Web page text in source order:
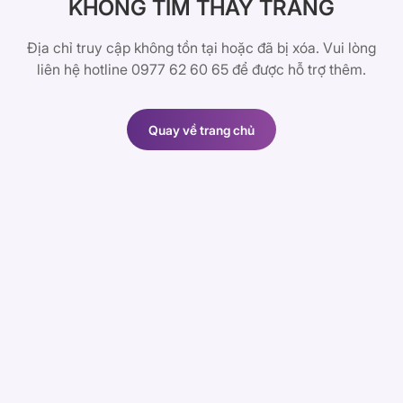
KHÔNG TÌM THẤY TRANG
Địa chỉ truy cập không tồn tại hoặc đã bị xóa. Vui lòng
liên hệ hotline 0977 62 60 65 để được hỗ trợ thêm.
Quay về trang chủ
Quay về trang chủ